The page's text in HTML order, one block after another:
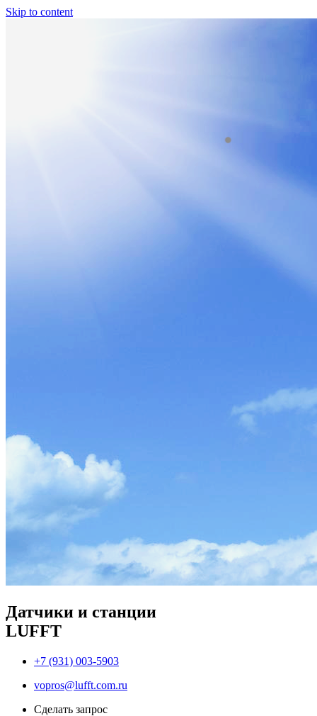
Skip to content
Датчики и станции
LUFFT
+7 (931) 003-5903
vopros@lufft.com.ru
Сделать запрос